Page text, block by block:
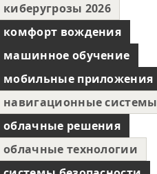
киберугрозы 2026
комфорт вождения
машинное обучение
мобильные приложения
навигационные системы
облачные решения
облачные технологии